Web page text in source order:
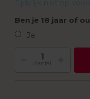
Tijdelijk niet op
Ben je 18 jaar of
Ja
Aantal